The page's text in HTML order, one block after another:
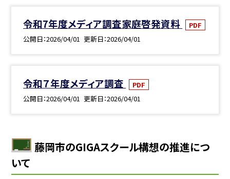
令和7年度メディア調査家庭啓発資料
PDF
公開日 2026/04/01 更新日 2026/04/01
令和７年度メディア調査
PDF
公開日 2026/04/01 更新日 2026/04/01
藤岡市のGIGAスクール構想の推進につ
いて